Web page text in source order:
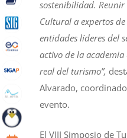
sostenibilidad.
Cultural a expertos
entidades líderes del
activo de la
real del turismo”,
Alvarado,
evento.
El VIII Simposio de